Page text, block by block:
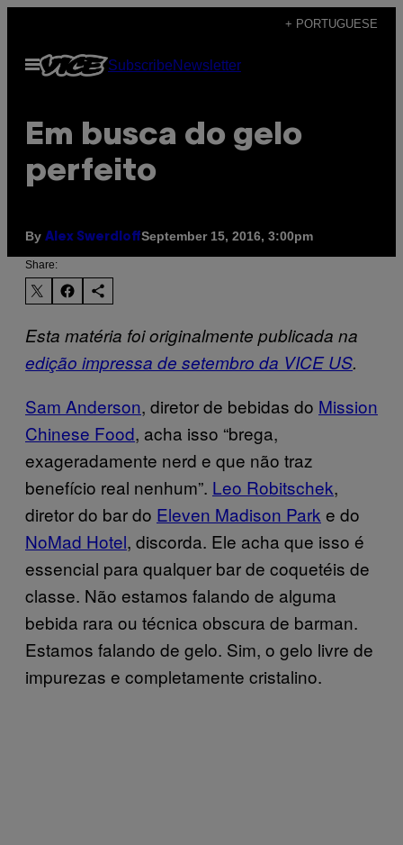
content
+ PORTUGUESE
Open
Menu
SubscribeNewsletter
Em busca do gelo
perfeito
By Alex SwerdloffSeptember 15, 2016, 3:00pm
Share:
Esta matéria foi originalmente publicada na
edição impressa de setembro da VICE US.
Sam Anderson, diretor de bebidas do Mission
Chinese Food, acha isso “brega,
exageradamente nerd e que não traz
benefício real nenhum”. Leo Robitschek,
diretor do bar do Eleven Madison Park e do
NoMad Hotel, discorda. Ele acha que isso é
essencial para qualquer bar de coquetéis de
classe. Não estamos falando de alguma
bebida rara ou técnica obscura de barman.
Estamos falando de gelo. Sim, o gelo livre de
impurezas e completamente cristalino.